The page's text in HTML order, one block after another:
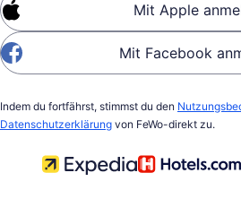
Mit Apple
Mit Facebook
Indem du fortfährst, stimmst du den
Datenschutzerklärung von FeWo-direkt zu.